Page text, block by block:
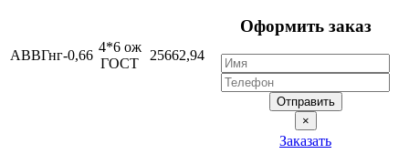
АВВГнг-0,66
4*6 ож
ГОСТ
25662,94
Оформить заказ
Отправить
×
Заказать